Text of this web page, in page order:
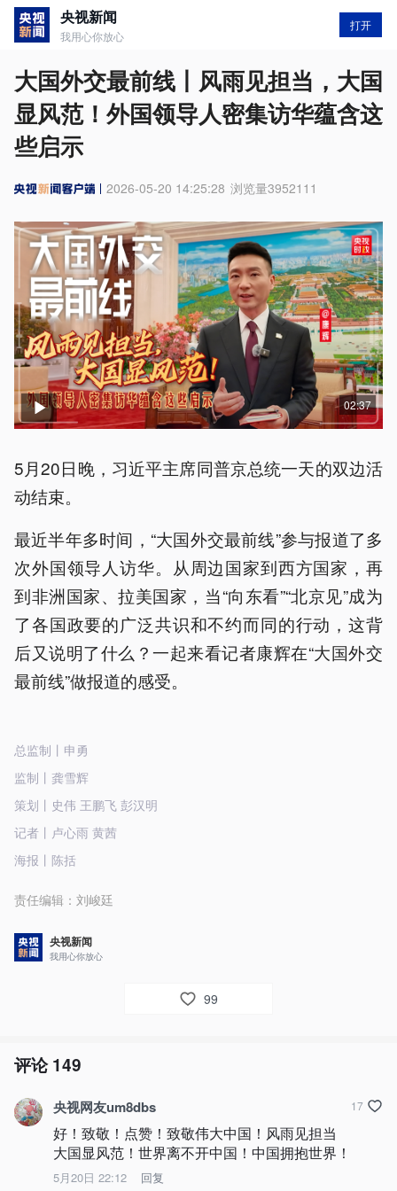
央视新闻
我用心你放心
打开
大国外交最前线丨风雨见担当，大国
显风范！外国领导人密集访华蕴含这
些启示
2026-05-20 14:25:28 浏览量3952111
02:37
5月20日晚，习近平主席同普京总统一天的双边活
动结束。
最近半年多时间，“大国外交最前线”参与报道了多
次外国领导人访华。从周边国家到西方国家，再
到非洲国家、拉美国家，当“向东看”“北京见”成为
了各国政要的广泛共识和不约而同的行动，这背
后又说明了什么？一起来看记者康辉在“大国外交
最前线”做报道的感受。
总监制丨申勇
监制丨龚雪辉
策划丨史伟 王鹏飞 彭汉明
记者丨卢心雨 黄茜
海报丨陈括
责任编辑： 刘峻廷
央视新闻
我用心你放心
99
评论149
央视网友um8dbs
好！致敬！点赞！致敬伟大中国！风雨见担当
大国显风范！世界离不开中国！中国拥抱世界！
5月20日 22:12 回复
17